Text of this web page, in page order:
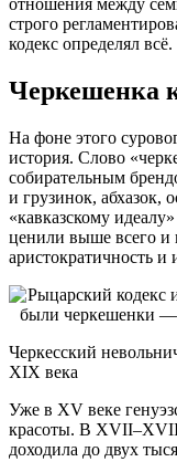
отношения между
строго
кодекс определял всё.
Черкешенка
На фоне этого
история. Слово
собирательным
и грузинок, абхазок,
«кавказскому
ценили выше всего и
аристократичность и
Черкесский
XIX века
Уже в XV веке
красоты. В
доходила до двух